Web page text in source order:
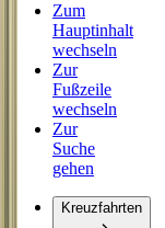
Zum
Hauptinhalt
wechseln
Zur
Fußzeile
wechseln
Zur
Suche
gehen
Kreuzfahrten